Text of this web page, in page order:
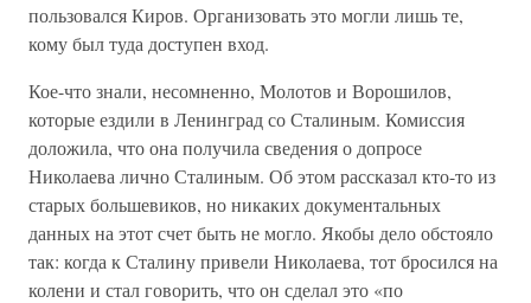
пользовался Киров. Организовать это могли лишь те,
кому был туда доступен вход.
Кое-что знали, несомненно, Молотов и Ворошилов,
которые ездили в Ленинград со Сталиным. Комиссия
доложила, что она получила сведения о допросе
Николаева лично Сталиным. Об этом рассказал кто-то из
старых большевиков, но никаких документальных
данных на этот счет быть не могло. Якобы дело обстояло
так: когда к Сталину привели Николаева, тот бросился на
колени и стал говорить, что он сделал это «по